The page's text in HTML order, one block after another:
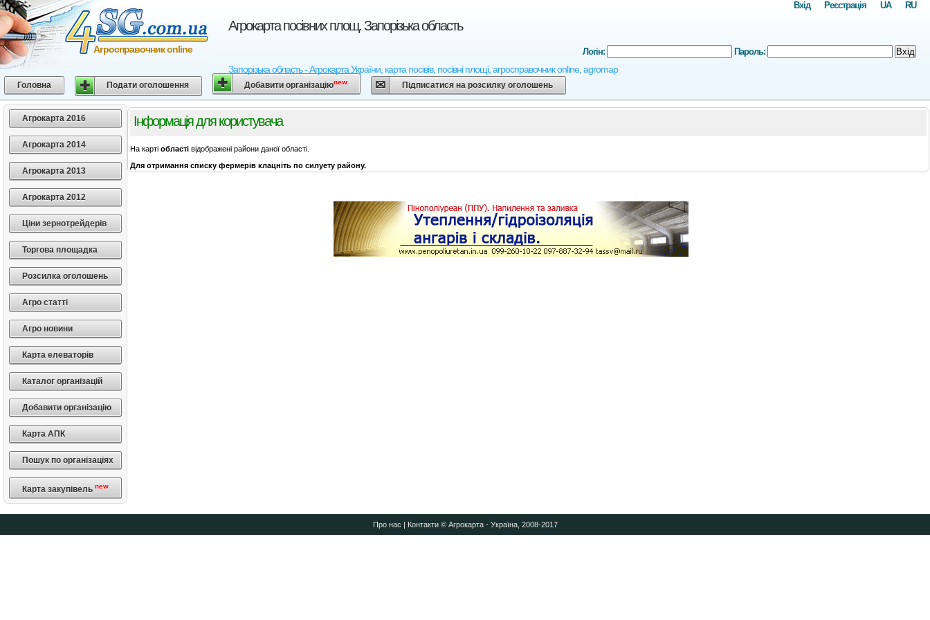
Агрокарта посівних площ. Запорізька область
Запорізька область - Агрокарта України, карта посівів, посівні площі, агросправочник online, agromap
Агросправочник online
RU
UA
Реєстрація
Вхід
Логін: Пароль: Вхід
Головна Подати оголошення Добавити організаціюnew Підписатися на розсилку оголошень
Агрокарта 2016
Агрокарта 2014
Агрокарта 2013
Агрокарта 2012
Ціни зернотрейдерів
Торгова площадка
Розсилка оголошень
Агро статті
Агро новини
Карта елеваторів
Каталог організацій
Добавити організацію
Карта АПК
Пошук по організаціях
Карта закупівель new
Інформація для користувача
На карті області відображені райони даної області.
Для отримання списку фермерів клацніть по силуету району.
Про нас | Контакти© Агрокарта - Україна, 2008-2017